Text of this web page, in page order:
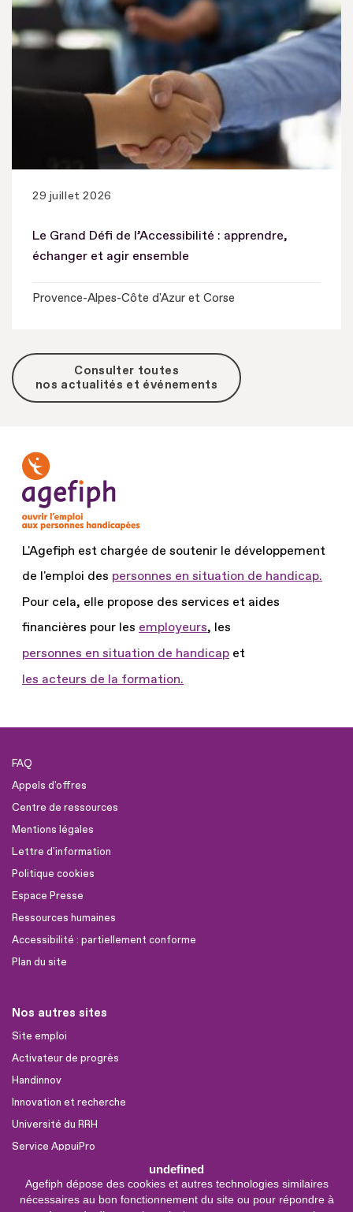
undefined
Agefiph dépose des cookies et autres technologies similaires
nécessaires au bon fonctionnement du site ou pour répondre à
29 juillet 2026
Le Grand Défi de l’Accessibilité : apprendre,
échanger et agir ensemble
Provence-Alpes-Côte d'Azur et Corse
Consulter toutes
nos actualités et événements
L'Agefiph est chargée de soutenir le développement
de l'emploi des personnes en situation de handicap.
Pour cela, elle propose des services et aides
financières pour les employeurs, les
personnes en situation de handicap et
les acteurs de la formation.
FAQ
Appels d'offres
Centre de ressources
Mentions légales
Lettre d'information
Politique cookies
Espace Presse
Ressources humaines
Accessibilité : partiellement conforme
Plan du site
Nos autres sites
Site emploi
Activateur de progrès
Handinnov
Innovation et recherche
Université du RRH
Service AppuiPro
Nous suivre